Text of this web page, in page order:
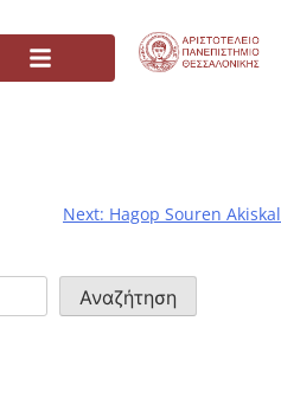
Next: Hagop Souren Akiskal
Αναζήτηση